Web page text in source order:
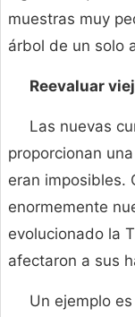
muestras muy
árbol de un solo
Reevaluar
Las nuevas
proporcionan
eran imposibles.
enormemente
evolucionado la
afectaron a sus
Un ejemplo